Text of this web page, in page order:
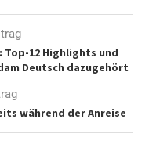
12 Highlights und
Deutsch dazugehört
während der Anreise